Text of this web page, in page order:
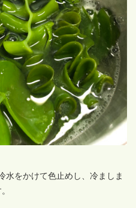
水をかけて色止めし、冷ましま